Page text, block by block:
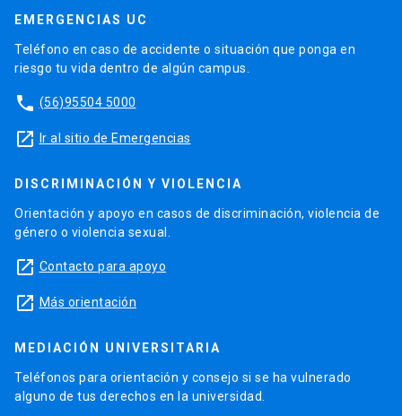
EMERGENCIAS UC
Teléfono en caso de accidente o situación que ponga en
riesgo tu vida dentro de algún campus.
phone (56)95504 5000
launch Ir al sitio de Emergencias
DISCRIMINACIÓN Y VIOLENCIA
Orientación y apoyo en casos de discriminación, violencia de
género o violencia sexual.
launch Contacto para apoyo
launch Más orientación
MEDIACIÓN UNIVERSITARIA
Teléfonos para orientación y consejo si se ha vulnerado
alguno de tus derechos en la universidad.